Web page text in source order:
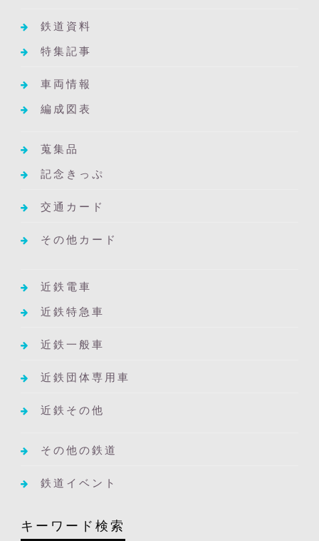
鉄道資料
特集記事
車両情報
編成図表
蒐集品
記念きっぷ
交通カード
その他カード
近鉄電車
近鉄特急車
近鉄一般車
近鉄団体専用車
近鉄その他
その他の鉄道
鉄道イベント
キーワード検索